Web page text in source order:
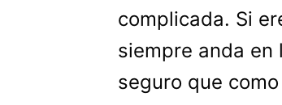
complicada. Si
siempre anda
seguro que